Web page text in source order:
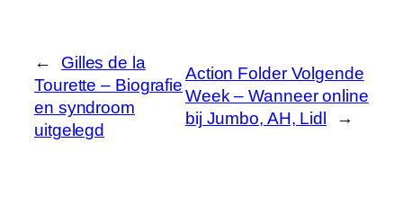
←
Gilles de la
Tourette – Biografie
en syndroom
uitgelegd
Action Folder Volgende
Week – Wanneer online
bij Jumbo, AH, Lidl
→